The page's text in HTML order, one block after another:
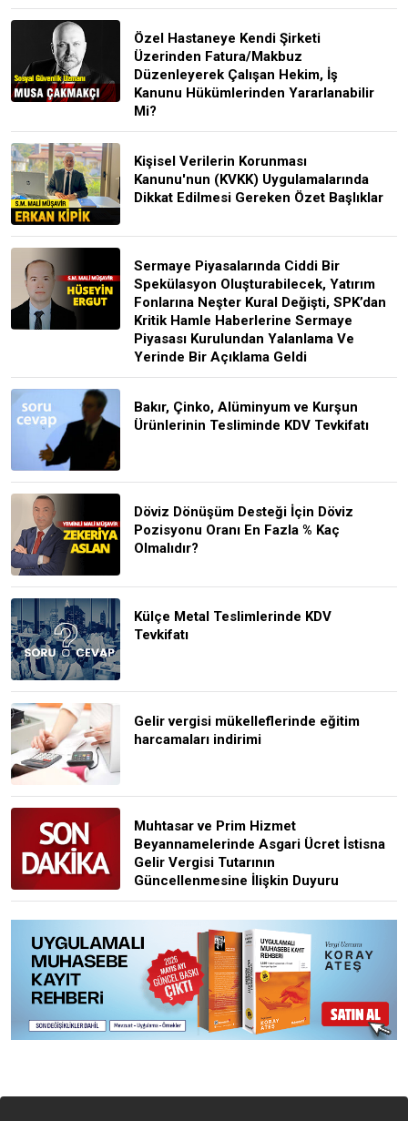
Özel Hastaneye Kendi Şirketi
Üzerinden Fatura/Makbuz
Düzenleyerek Çalışan Hekim, İş
Kanunu Hükümlerinden Yararlanabilir
Mi?
Kişisel Verilerin Korunması
Kanunu'nun (KVKK) Uygulamalarında
Dikkat Edilmesi Gereken Özet Başlıklar
Sermaye Piyasalarında Ciddi Bir
Spekülasyon Oluşturabilecek, Yatırım
Fonlarına Neşter Kural Değişti, SPK’dan
Kritik Hamle Haberlerine Sermaye
Piyasası Kurulundan Yalanlama Ve
Yerinde Bir Açıklama Geldi
Bakır, Çinko, Alüminyum ve Kurşun
Ürünlerinin Tesliminde KDV Tevkifatı
Döviz Dönüşüm Desteği İçin Döviz
Pozisyonu Oranı En Fazla % Kaç
Olmalıdır?
Külçe Metal Teslimlerinde KDV
Tevkifatı
Gelir vergisi mükelleflerinde eğitim
harcamaları indirimi
Muhtasar ve Prim Hizmet
Beyannamelerinde Asgari Ücret İstisna
Gelir Vergisi Tutarının
Güncellenmesine İlişkin Duyuru